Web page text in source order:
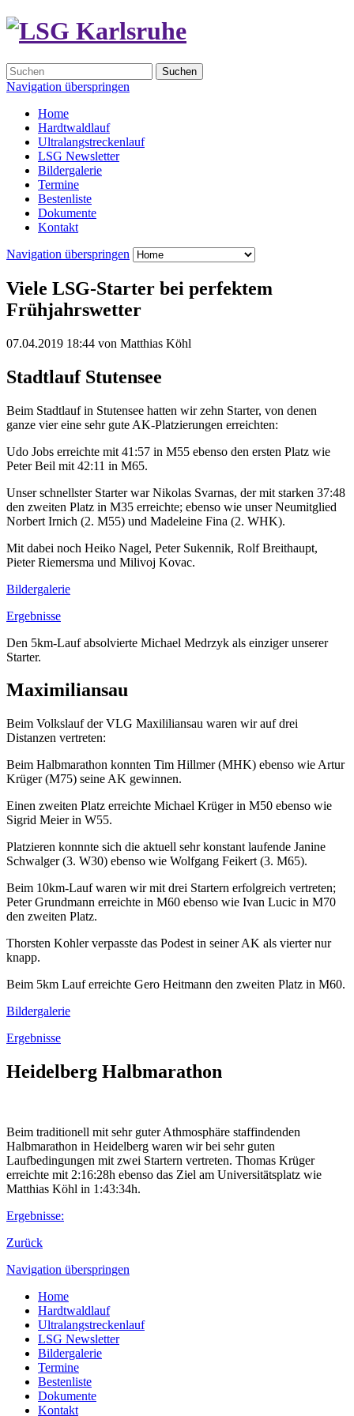
Suchen
Navigation überspringen
Home
Hardtwaldlauf
Ultralangstreckenlauf
LSG Newsletter
Bildergalerie
Termine
Bestenliste
Dokumente
Kontakt
Navigation überspringen
Viele LSG-Starter bei perfektem
Frühjahrswetter
07.04.2019 18:44 von Matthias Köhl
Stadtlauf Stutensee
Beim Stadtlauf in Stutensee hatten wir zehn Starter, von denen
ganze vier eine sehr gute AK-Platzierungen erreichten:
Udo Jobs erreichte mit 41:57 in M55 ebenso den ersten Platz wie
Peter Beil mit 42:11 in M65.
Unser schnellster Starter war Nikolas Svarnas, der mit starken 37:48
den zweiten Platz in M35 erreichte; ebenso wie unser Neumitglied
Norbert Irnich (2. M55) und Madeleine Fina (2. WHK).
Mit dabei noch Heiko Nagel, Peter Sukennik, Rolf Breithaupt,
Pieter Riemersma und Milivoj Kovac.
Bildergalerie
Ergebnisse
Den 5km-Lauf absolvierte Michael Medrzyk als einziger unserer
Starter.
Maximiliansau
Beim Volkslauf der VLG Maxililiansau waren wir auf drei
Distanzen vertreten:
Beim Halbmarathon konnten Tim Hillmer (MHK) ebenso wie Artur
Krüger (M75) seine AK gewinnen.
Einen zweiten Platz erreichte Michael Krüger in M50 ebenso wie
Sigrid Meier in W55.
Platzieren konnnte sich die aktuell sehr konstant laufende Janine
Schwalger (3. W30) ebenso wie Wolfgang Feikert (3. M65).
Beim 10km-Lauf waren wir mit drei Startern erfolgreich vertreten;
Peter Grundmann erreichte in M60 ebenso wie Ivan Lucic in M70
den zweiten Platz.
Thorsten Kohler verpasste das Podest in seiner AK als vierter nur
knapp.
Beim 5km Lauf erreichte Gero Heitmann den zweiten Platz in M60.
Bildergalerie
Ergebnisse
Heidelberg Halbmarathon
Beim traditionell mit sehr guter Athmosphäre staffindenden
Halbmarathon in Heidelberg waren wir bei sehr guten
Laufbedingungen mit zwei Startern vertreten. Thomas Krüger
erreichte mit 2:16:28h ebenso das Ziel am Universitätsplatz wie
Matthias Köhl in 1:43:34h.
Ergebnisse:
Zurück
Navigation überspringen
Home
Hardtwaldlauf
Ultralangstreckenlauf
LSG Newsletter
Bildergalerie
Termine
Bestenliste
Dokumente
Kontakt